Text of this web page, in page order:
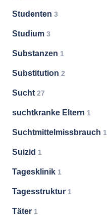
Studenten 3
Studium 3
Substanzen 1
Substitution 2
Sucht 27
suchtkranke Eltern 1
Suchtmittelmissbrauch 1
Suizid 1
Tagesklinik 1
Tagesstruktur 1
Täter 1